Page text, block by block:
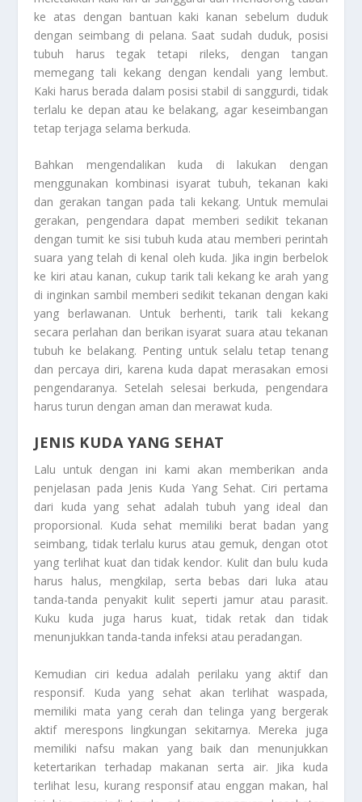
ke atas dengan bantuan kaki kanan sebelum duduk
dengan seimbang di pelana. Saat sudah duduk, posisi
tubuh harus tegak tetapi rileks, dengan tangan
memegang tali kekang dengan kendali yang lembut.
Kaki harus berada dalam posisi stabil di sanggurdi, tidak
terlalu ke depan atau ke belakang, agar keseimbangan
tetap terjaga selama berkuda.
Bahkan mengendalikan kuda di lakukan dengan
menggunakan kombinasi isyarat tubuh, tekanan kaki
dan gerakan tangan pada tali kekang. Untuk memulai
gerakan, pengendara dapat memberi sedikit tekanan
dengan tumit ke sisi tubuh kuda atau memberi perintah
suara yang telah di kenal oleh kuda. Jika ingin berbelok
ke kiri atau kanan, cukup tarik tali kekang ke arah yang
di inginkan sambil memberi sedikit tekanan dengan kaki
yang berlawanan. Untuk berhenti, tarik tali kekang
secara perlahan dan berikan isyarat suara atau tekanan
tubuh ke belakang. Penting untuk selalu tetap tenang
dan percaya diri, karena kuda dapat merasakan emosi
pengendaranya. Setelah selesai berkuda, pengendara
harus turun dengan aman dan merawat kuda.
JENIS KUDA YANG SEHAT
Lalu untuk dengan ini kami akan memberikan anda
penjelasan pada Jenis Kuda Yang Sehat. Ciri pertama
dari kuda yang sehat adalah tubuh yang ideal dan
proporsional. Kuda sehat memiliki berat badan yang
seimbang, tidak terlalu kurus atau gemuk, dengan otot
yang terlihat kuat dan tidak kendor. Kulit dan bulu kuda
harus halus, mengkilap, serta bebas dari luka atau
tanda-tanda penyakit kulit seperti jamur atau parasit.
Kuku kuda juga harus kuat, tidak retak dan tidak
menunjukkan tanda-tanda infeksi atau peradangan.
Kemudian ciri kedua adalah perilaku yang aktif dan
responsif. Kuda yang sehat akan terlihat waspada,
memiliki mata yang cerah dan telinga yang bergerak
aktif merespons lingkungan sekitarnya. Mereka juga
memiliki nafsu makan yang baik dan menunjukkan
ketertarikan terhadap makanan serta air. Jika kuda
terlihat lesu, kurang responsif atau enggan makan, hal